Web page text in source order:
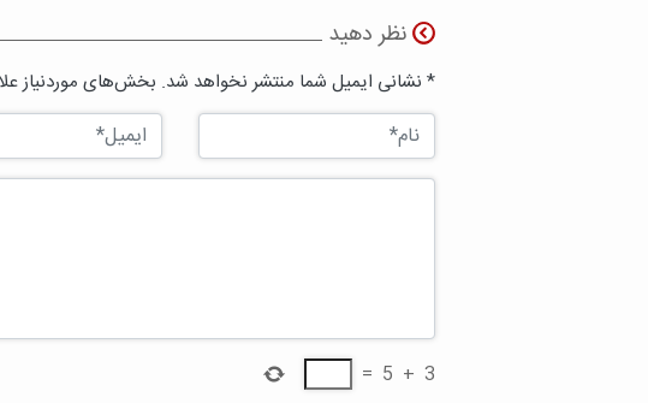
نظر دهید
* نشانی ایمیل شما منتشر نخواهد شد. بخش‌های موردنیاز
3
+
5
=